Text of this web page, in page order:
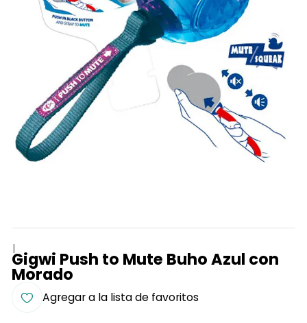
|
Gigwi Push to Mute Buho Azul con
Morado
Agregar a la lista de favoritos